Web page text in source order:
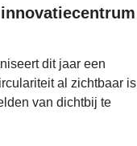
dit jaar een
al zichtbaar is
van dichtbij te